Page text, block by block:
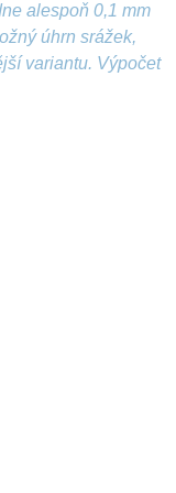
alespoň 0,1 mm
úhrn srážek,
variantu. Výpočet